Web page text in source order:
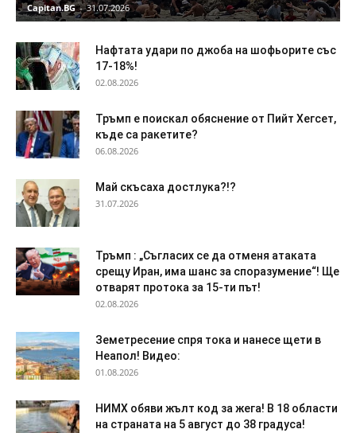
Capitan.BG - 31.07.2026
Нафтата удари по джоба на шофьорите със
17-18%!
02.08.2026
Тръмп е поискал обяснение от Пийт Хегсет,
къде са ракетите?
06.08.2026
Май скъсаха достлука?!?
31.07.2026
Тръмп : „Съгласих се да отменя атаката
срещу Иран, има шанс за споразумение“! Ще
отварят протока за 15-ти път!
02.08.2026
Земетресение спря тока и нанесе щети в
Неапол! Видео:
01.08.2026
НИМХ обяви жълт код за жега! В 18 области
на страната на 5 август до 38 градуса!